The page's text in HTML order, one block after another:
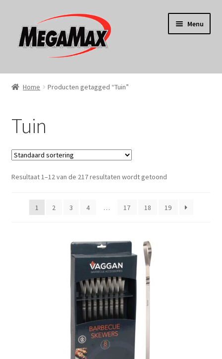
door
naar
naar
de
Menu
Home
Koken
Tuin
Gereedschap
Persoonlijke Verzorging
Home Producten getagged “Tuin”
Tuin
Resultaat 1–12 van de 217 resultaten wordt getoond
1 2 3 4 … 17 18 19